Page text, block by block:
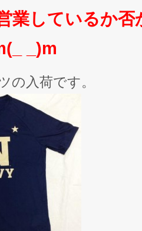
業しているか否
_)m
の入荷です。